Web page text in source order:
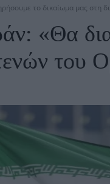
το δικαίωμα μας στη
«Θα
του